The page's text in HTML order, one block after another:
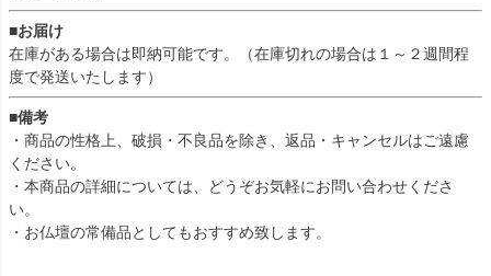
■お届け
在庫がある場合は即納可能です。（在庫切れの場合は１～２週間程
度で発送いたします）
■備考
・商品の性格上、破損・不良品を除き、返品・キャンセルはご遠慮
ください。
・本商品の詳細については、どうぞお気軽にお問い合わせくださ
い。
・お仏壇の常備品としてもおすすめ致します。